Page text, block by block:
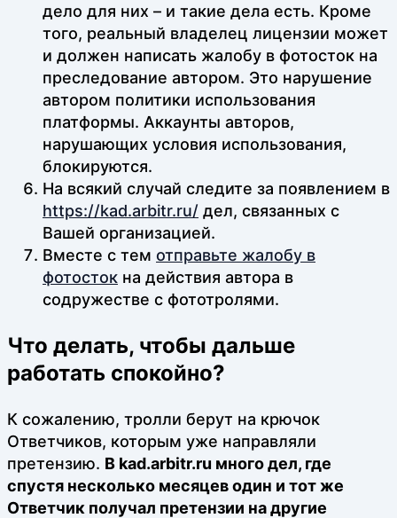
дело для них – и такие дела есть. Кроме
того, реальный владелец лицензии может
и должен написать жалобу в фотосток на
преследование автором. Это нарушение
автором политики использования
платформы. Аккаунты авторов,
нарушающих условия использования,
блокируются.
На всякий случай следите за появлением в
https://kad.arbitr.ru/ дел, связанных с
Вашей организацией.
Вместе с тем отправьте жалобу в
фотосток на действия автора в
содружестве с фототролями.
Что делать, чтобы дальше
работать спокойно?
К сожалению, тролли берут на крючок
Ответчиков, которым уже направляли
претензию. В kad.arbitr.ru много дел, где
спустя несколько месяцев один и тот же
Ответчик получал претензии на другие